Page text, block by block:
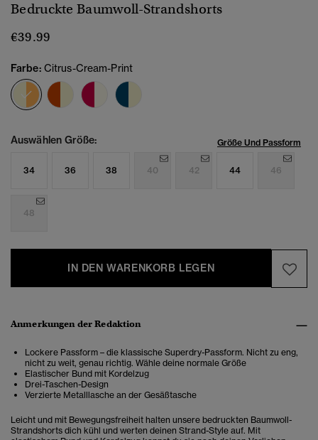
Bedruckte Baumwoll-Strandshorts
€39.99
Farbe: Citrus-Cream-Print
Ausgewählt
Auswählen Größe: Größe Und Passform
34 36 38 40 42 44 46
48
IN DEN WARENKORB LEGEN
Anmerkungen der Redaktion
Lockere Passform – die klassische Superdry-Passform. Nicht zu eng,
nicht zu weit, genau richtig. Wähle deine normale Größe
Elastischer Bund mit Kordelzug
Drei-Taschen-Design
Verzierte Metalllasche an der Gesäßtasche
Leicht und mit Bewegungsfreiheit halten unsere bedruckten Baumwoll-
Strandshorts dich kühl und werten deinen Strand-Style auf. Mit